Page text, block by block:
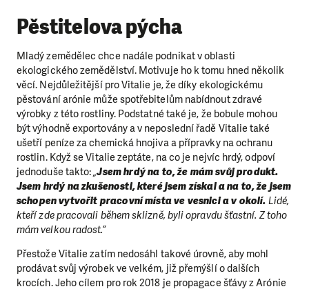
Pěstitelova pýcha
Mladý zemědělec chce nadále podnikat v oblasti
ekologického zemědělství. Motivuje ho k tomu hned několik
věcí. Nejdůležitější pro Vitalie je, že díky ekologickému
pěstování arónie může spotřebitelům nabídnout zdravé
výrobky z této rostliny. Podstatné také je, že bobule mohou
být výhodně exportovány a v neposlední řadě Vitalie také
ušetří peníze za chemická hnojiva a přípravky na ochranu
rostlin. Když se Vitalie zeptáte, na co je nejvíc hrdý, odpoví
jednoduše takto:„Jsem hrdý na to, že mám svůj produkt.
Jsem hrdý na zkušenosti, které jsem získal a na to, že jsem
schopen vytvořit pracovní místa ve vesnici a v okolí. Lidé,
kteří zde pracovali během sklizně, byli opravdu šťastní. Z toho
mám velkou radost.“
Přestože Vitalie zatím nedosáhl takové úrovně, aby mohl
prodávat svůj výrobek ve velkém, již přemýšlí o dalších
krocích. Jeho cílem pro rok 2018 je propagace šťávy z Arónie